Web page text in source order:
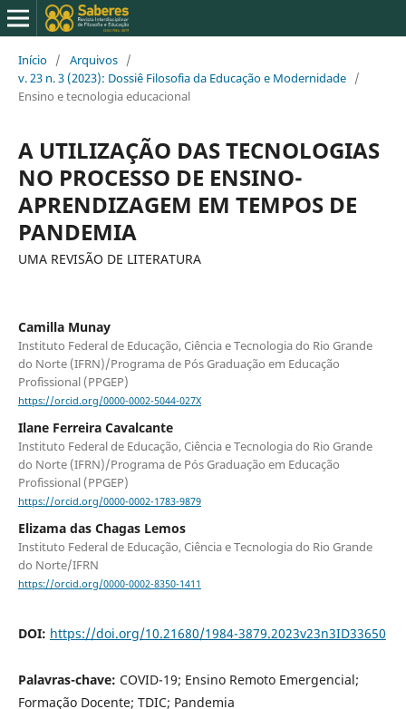
Início / Arquivos /
v. 23 n. 3 (2023): Dossiê Filosofia da Educação e Modernidade /
Ensino e tecnologia educacional
A UTILIZAÇÃO DAS TECNOLOGIAS
NO PROCESSO DE ENSINO-
APRENDIZAGEM EM TEMPOS DE
PANDEMIA
UMA REVISÃO DE LITERATURA
Camilla Munay
Instituto Federal de Educação, Ciência e Tecnologia do Rio Grande
do Norte (IFRN)/Programa de Pós Graduação em Educação
Profissional (PPGEP)
https://orcid.org/0000-0002-5044-027X
Ilane Ferreira Cavalcante
Instituto Federal de Educação, Ciência e Tecnologia do Rio Grande
do Norte (IFRN)/Programa de Pós Graduação em Educação
Profissional (PPGEP)
https://orcid.org/0000-0002-1783-9879
Elizama das Chagas Lemos
Instituto Federal de Educação, Ciência e Tecnologia do Rio Grande
do Norte/IFRN
https://orcid.org/0000-0002-8350-1411
DOI: https://doi.org/10.21680/1984-3879.2023v23n3ID33650
Palavras-chave: COVID-19; Ensino Remoto Emergencial;
Formação Docente; TDIC; Pandemia